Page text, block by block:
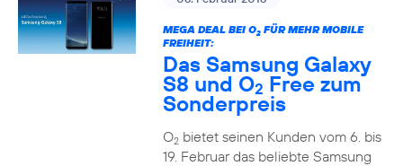
MEGA DEAL BEI O2FÜR MEHR MOBILE
FREIHEIT:
Das Samsung Galaxy
S8 und O2 Free zum
Sonderpreis
O2bietet seinen Kunden vom 6. bis
19. Februar das beliebte Samsung